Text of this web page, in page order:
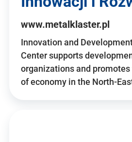
www.metalklaster.pl
Innovation and
Center supports
organizations and
of economy in the North-